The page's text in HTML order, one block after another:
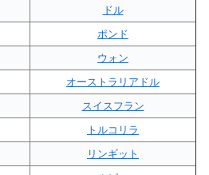
ドル
ポンド
ウォン
オーストラリアドル
スイスフラン
トルコリラ
リンギット